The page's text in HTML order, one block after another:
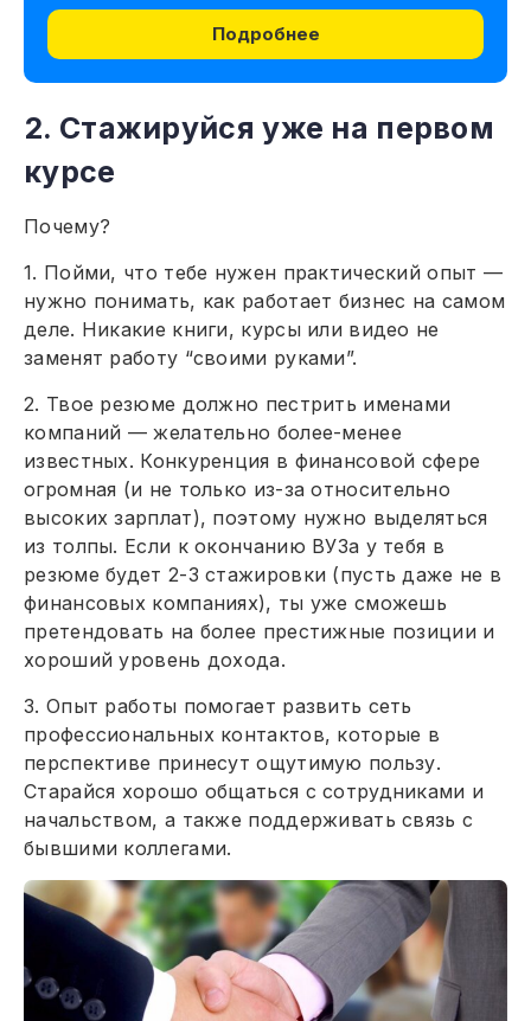
Подробнее
2. Стажируйся уже на первом
курсе
Почему?
1. Пойми, что тебе нужен практический опыт —
нужно понимать, как работает бизнес на самом
деле. Никакие книги, курсы или видео не
заменят работу “своими руками”.
2. Твое резюме должно пестрить именами
компаний — желательно более-менее
известных. Конкуренция в финансовой сфере
огромная (и не только из-за относительно
высоких зарплат), поэтому нужно выделяться
из толпы. Если к окончанию ВУЗа у тебя в
резюме будет 2-3 стажировки (пусть даже не в
финансовых компаниях), ты уже сможешь
претендовать на более престижные позиции и
хороший уровень дохода.
3. Опыт работы помогает развить сеть
профессиональных контактов, которые в
перспективе принесут ощутимую пользу.
Старайся хорошо общаться с сотрудниками и
начальством, а также поддерживать связь с
бывшими коллегами.